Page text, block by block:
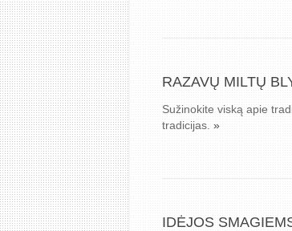
RAZAVŲ MILTŲ
Sužinokite viską apie
tradicijas. »
IDĖJOS